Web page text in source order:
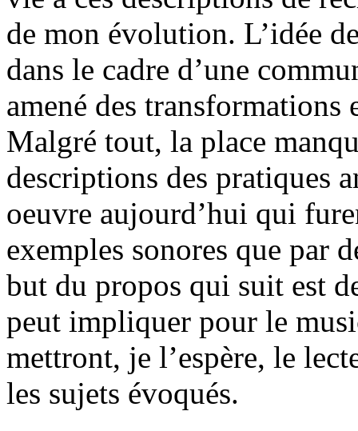
de mon évolution. L’idée
dans le cadre d’une
amené des
Malgré tout, la place
descriptions des pratiques
oeuvre aujourd’hui qui
exemples sonores que par
but du propos qui suit est
peut impliquer pour le
mettront, je l’espère, le
les sujets évoqués.